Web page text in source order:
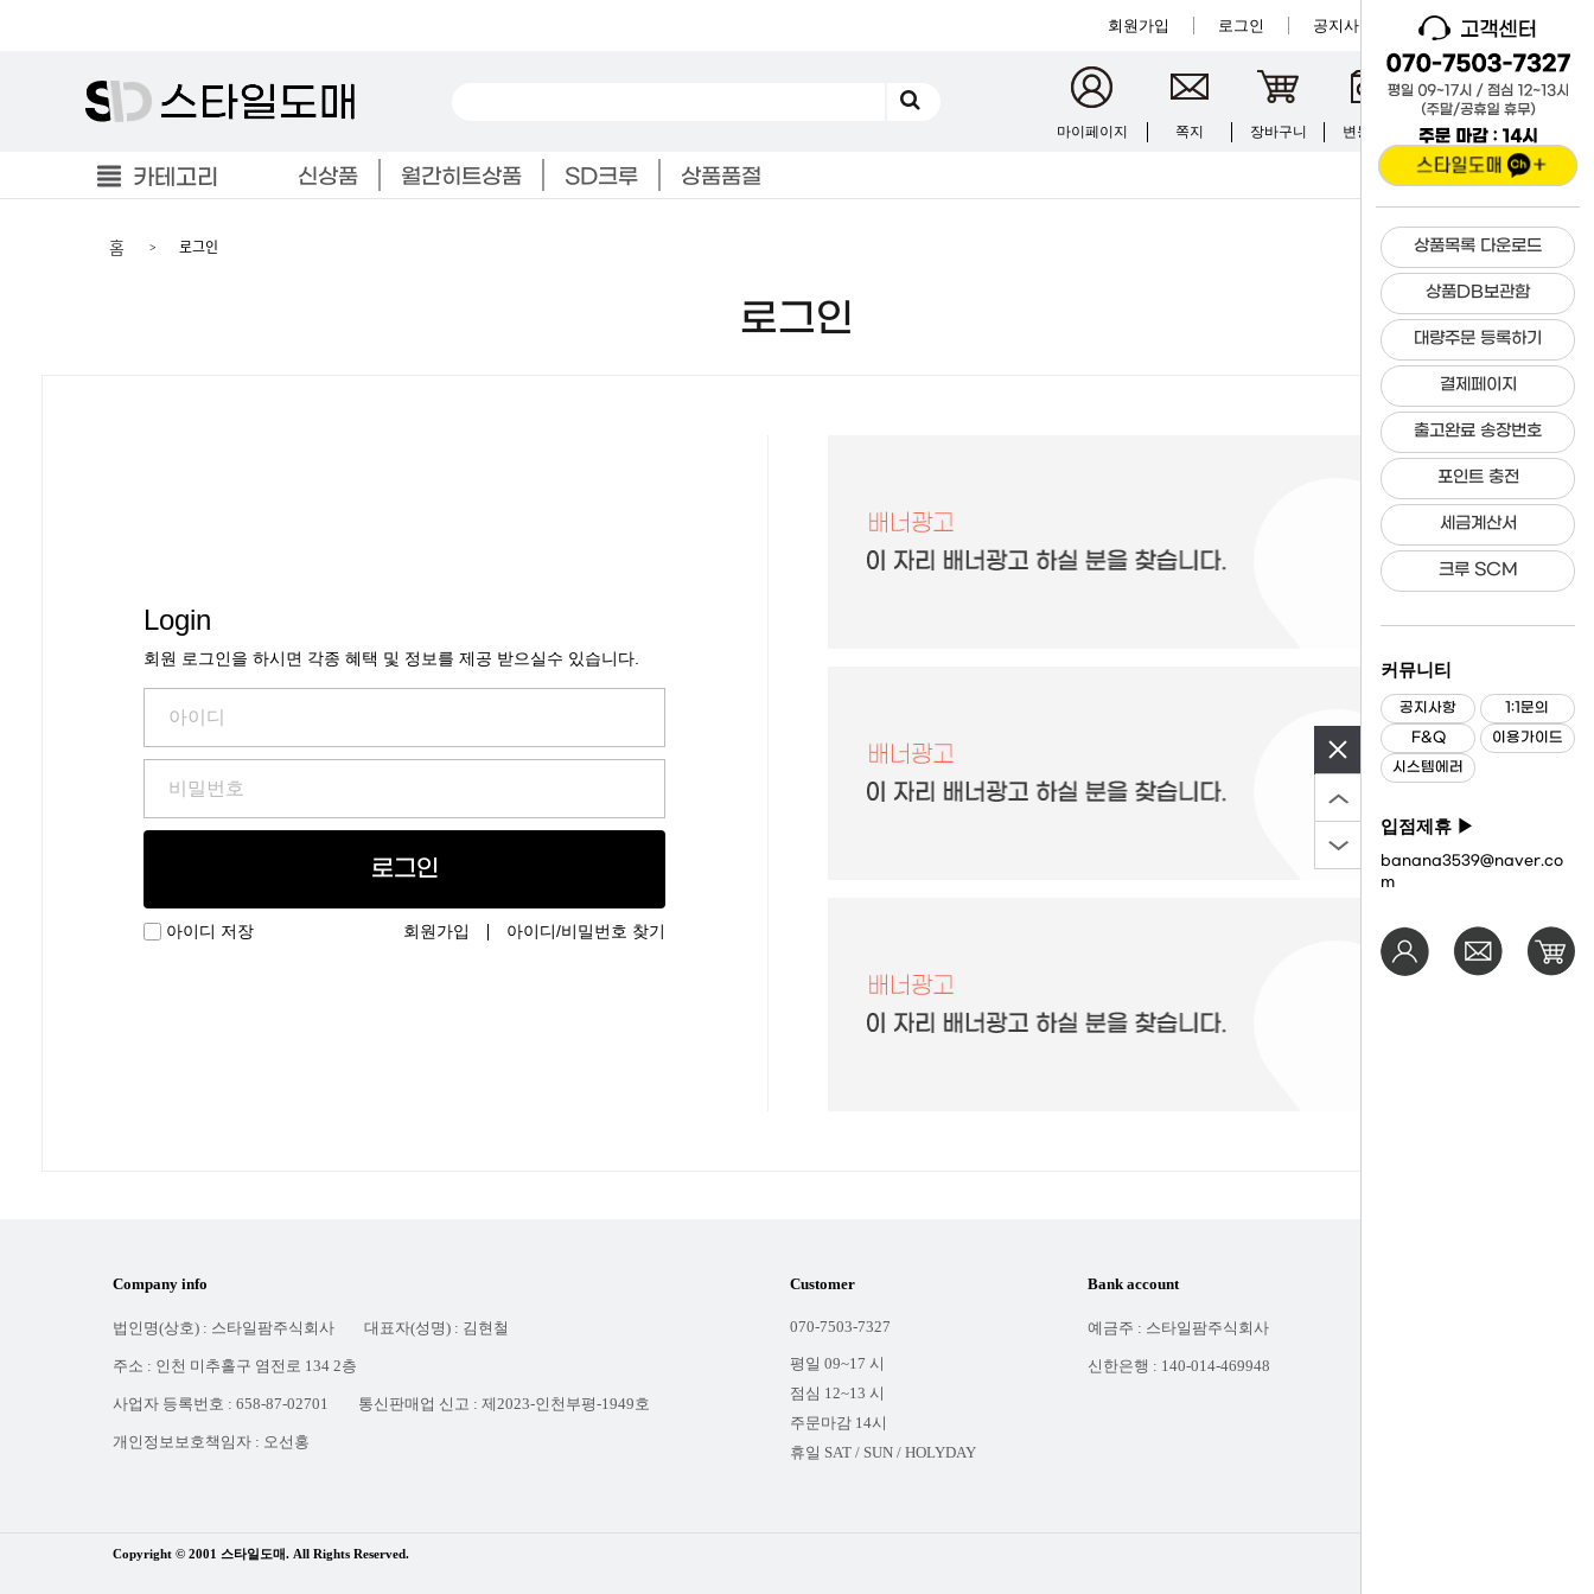
회원가입 로그인 공지사항 크루입점
마이페이지 쪽지 장바구니 변동현황 문의하기
카테고리 신상품 월간히트상품 SD크루 상품품절
홈 로그인 상품목록 다운로드
상품DB보관함
대량주문 등록하기
결제페이지
출고완료 송장번호
포인트 충전
세금계산서
크루 SCM
커뮤니티
공지사항
1:1문의
F&Q
이용가이드
시스템에러
입점제휴 ▶
banana3539@naver.co
m
로그인
Login
회원 로그인을 하시면 각종 혜택 및 정보를 제공 받으실수 있습니다.
로그인
아이디 저장 회원가입 아이디/비밀번호 찾기
Company info
법인명(상호) : 스타일팜주식회사 대표자(성명) : 김현철
주소 : 인천 미추홀구 염전로 134 2층
사업자 등록번호 : 658-87-02701 통신판매업 신고 : 제2023-인천부평-1949호
개인정보보호책임자 : 오선홍
Customer
070-7503-7327
평일 09~17 시
점심 12~13 시
주문마감 14시
휴일 SAT / SUN / HOLYDAY
Bank account
예금주 : 스타일팜주식회사
신한은행 : 140-014-469948
Copyright © 2001 스타일도매. All Rights Reserved.